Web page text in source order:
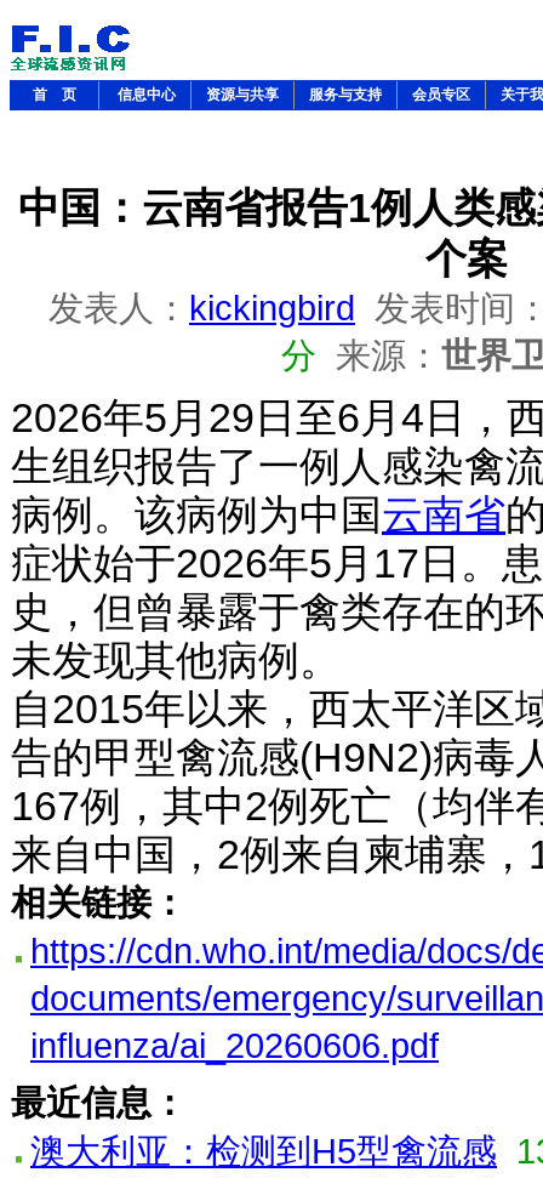
首 页 信息中心 资源与共享 服务与支持 会员专区 关于
中国：云南省报告1例人类
个案
发表人： kickingbird 发表时间
分 来源： 世界
2026年5月29日至6月4日，
生组织报告了一例人感染禽
病例。该病例为中国云南省
症状始于2026年5月17日。
史，但曾暴露于禽类存在的
未发现其他病例。
自2015年以来，西太平洋区
告的甲型禽流感(H9N2)病毒
167例，其中2例死亡（均伴
来自中国，2例来自柬埔寨
相关链接：
https://cdn.who.int/media/docs/
documents/emergency/
influenza/ai_20260606.pdf
最近信息：
澳大利亚：检测到H5型禽流感